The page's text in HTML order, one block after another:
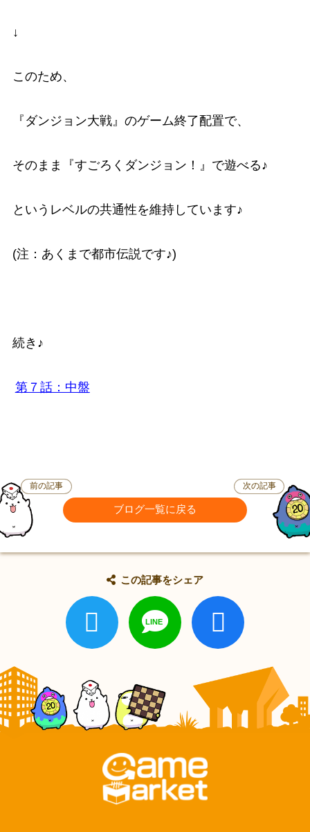
↓
このため、
『ダンジョン大戦』のゲーム終了配置で、
そのまま『すごろくダンジョン！』で遊べる♪
というレベルの共通性を維持しています♪
(注：あくまで都市伝説です♪)
続き♪
第７話：中盤
前の記事
ブログ一覧に戻る
次の記事
この記事をシェア